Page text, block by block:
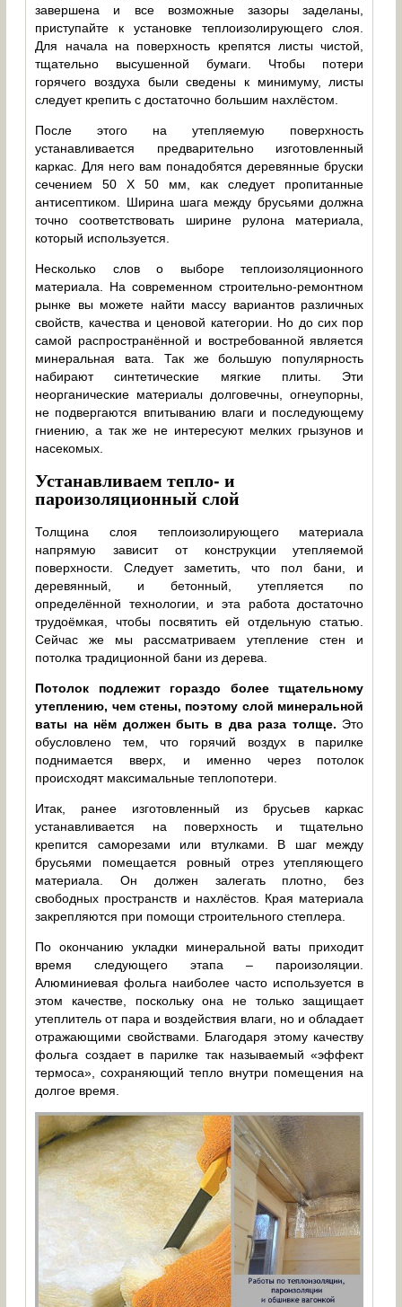
завершена и все возможные зазоры заделаны,
приступайте к установке теплоизолирующего слоя.
Для начала на поверхность крепятся листы чистой,
тщательно высушенной бумаги. Чтобы потери
горячего воздуха были сведены к минимуму, листы
следует крепить с достаточно большим нахлёстом.
После этого на утепляемую поверхность
устанавливается предварительно изготовленный
каркас. Для него вам понадобятся деревянные бруски
сечением 50 Х 50 мм, как следует пропитанные
антисептиком. Ширина шага между брусьями должна
точно соответствовать ширине рулона материала,
который используется.
Несколько слов о выборе теплоизоляционного
материала. На современном строительно-ремонтном
рынке вы можете найти массу вариантов различных
свойств, качества и ценовой категории. Но до сих пор
самой распространённой и востребованной является
минеральная вата. Так же большую популярность
набирают синтетические мягкие плиты. Эти
неорганические материалы долговечны, огнеупорны,
не подвергаются впитыванию влаги и последующему
гниению, а так же не интересуют мелких грызунов и
насекомых.
Устанавливаем тепло- и
пароизоляционный слой
Толщина слоя теплоизолирующего материала
напрямую зависит от конструкции утепляемой
поверхности. Следует заметить, что пол бани, и
деревянный, и бетонный, утепляется по
определённой технологии, и эта работа достаточно
трудоёмкая, чтобы посвятить ей отдельную статью.
Сейчас же мы рассматриваем утепление стен и
потолка традиционной бани из дерева.
Потолок подлежит гораздо более тщательному
утеплению, чем стены, поэтому слой минеральной
ваты на нём должен быть в два раза толще. Это
обусловлено тем, что горячий воздух в парилке
поднимается вверх, и именно через потолок
происходят максимальные теплопотери.
Итак, ранее изготовленный из брусьев каркас
устанавливается на поверхность и тщательно
крепится саморезами или втулками. В шаг между
брусьями помещается ровный отрез утепляющего
материала. Он должен залегать плотно, без
свободных пространств и нахлёстов. Края материала
закрепляются при помощи строительного степлера.
По окончанию укладки минеральной ваты приходит
время следующего этапа – пароизоляции.
Алюминиевая фольга наиболее часто используется в
этом качестве, поскольку она не только защищает
утеплитель от пара и воздействия влаги, но и обладает
отражающими свойствами. Благодаря этому качеству
фольга создает в парилке так называемый «эффект
термоса», сохраняющий тепло внутри помещения на
долгое время.